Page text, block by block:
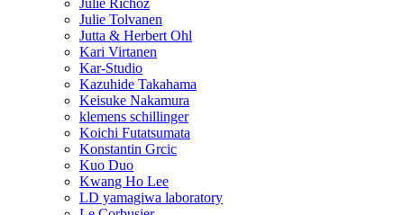
Julie Richoz
Julie Tolvanen
Jutta & Herbert Ohl
Kari Virtanen
Kar-Studio
Kazuhide Takahama
Keisuke Nakamura
klemens schillinger
Koichi Futatsumata
Konstantin Grcic
Kuo Duo
Kwang Ho Lee
LD yamagiwa laboratory